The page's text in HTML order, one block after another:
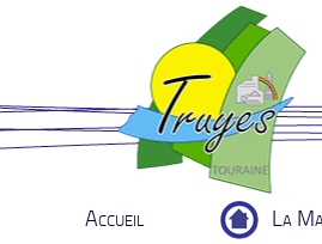
Accueil La